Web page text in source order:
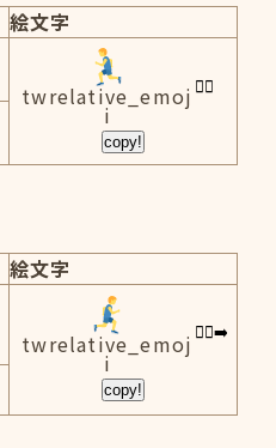
絵文字
twrelative_emoj
i
copy!
絵文字
twrelative_emoj
i
copy!